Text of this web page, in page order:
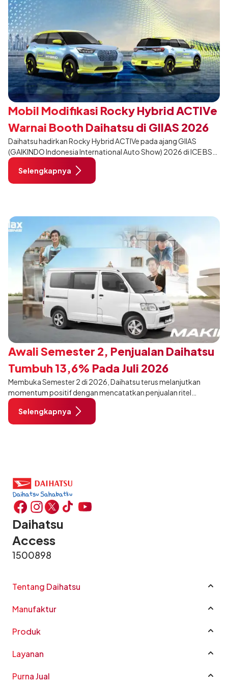
Mobil Modifikasi Rocky Hybrid ACTIVe
Warnai Booth Daihatsu di GIIAS 2026
Daihatsu hadirkan Rocky Hybrid ACTIVe pada ajang GIIAS
(GAIKINDO Indonesia International Auto Show) 2026 di ICE BSD
City, Tangerang. Terdapat 2 unit Rocky Hybrid yang
dimodifikasi untuk menghadirkan sarana inspirasi bagi
pengunjung mendukung gaya hidup yang aktif.
Selengkapnya
Awali Semester 2, Penjualan Daihatsu
Tumbuh 13,6% Pada Juli 2026
Membuka Semester 2 di 2026, Daihatsu terus melanjutkan
momentum positif dengan mencatatkan penjualan ritel
sebanyak 12.750 unit pada Juli 2026. Capaian tersebut tumbuh
13,6% dibandingkan periode yang sama tahun lalu sebanyak
11.220 unit, dan tetap stabil dibandingkan bulan Juni 2026 lalu.
Selengkapnya
Daihatsu
Access
1500898
Tentang Daihatsu
Sustainability
Good Corporate Governance
Karir
Manufaktur
Produk
New Terios
All New Xenia
Layanan
Harga
Purna Jual